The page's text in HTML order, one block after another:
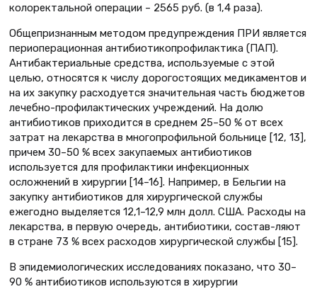
колоректальной операции – 2565 руб. (в 1,4 раза).
Общепризнанным методом предупреждения ПРИ является
периоперационная антибиотикопрофилактика (ПАП).
Антибактериальные средства, используемые с этой
целью, относятся к числу дорогостоящих медикаментов и
на их закупку расходуется значительная часть бюджетов
лечебно-профилактических учреждений. На долю
антибиотиков приходится в среднем 25–50 % от всех
затрат на лекарства в многопрофильной больнице [12, 13],
причем 30–50 % всех закупаемых антибиотиков
используется для профилактики инфекционных
осложнений в хирургии [14–16]. Например, в Бельгии на
закупку антибиотиков для хирургической службы
ежегодно выделяется 12,1–12,9 млн долл. США. Расходы на
лекарства, в первую очередь, антибиотики, состав-ляют
в стране 73 % всех расходов хирургической службы [15].
В эпидемиологических исследованиях показано, что 30–
90 % антибиотиков используются в хирургии